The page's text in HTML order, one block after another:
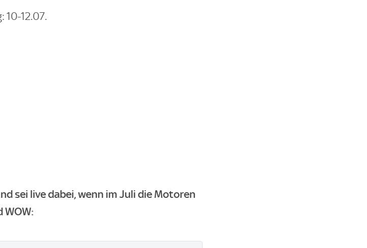
10-12.07.
sei live dabei, wenn im Juli die Motoren